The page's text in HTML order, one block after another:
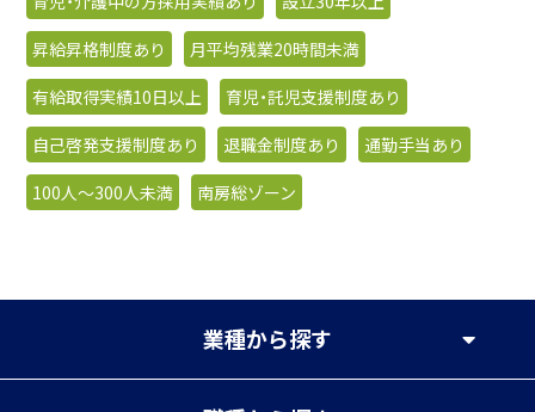
昇給昇格制度あり
月平均残業20時間未満
有給取得実績10日以上
育児・託児支援制度あり
自己啓発支援制度あり
退職金制度あり
通勤手当あり
100人〜300人未満
南房総ゾーン
業種から探す